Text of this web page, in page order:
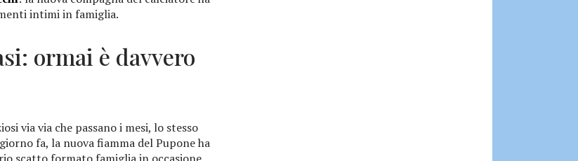
intimi in famiglia.
ormai è davvero
via via che passano i mesi, lo stesso
fa, la nuova fiamma del Pupone ha